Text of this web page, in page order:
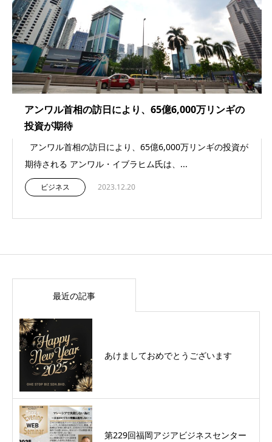
アンワル首相の訪日により、65億6,000万リンギの
投資が期待
アンワル首相の訪日により、65億6,000万リンギの投資が
期待される アンワル・イブラヒム氏は、...
ビジネス 2023.12.20
最近の記事
あけましておめでとうございます
第229回福岡アジアビジネスセンター